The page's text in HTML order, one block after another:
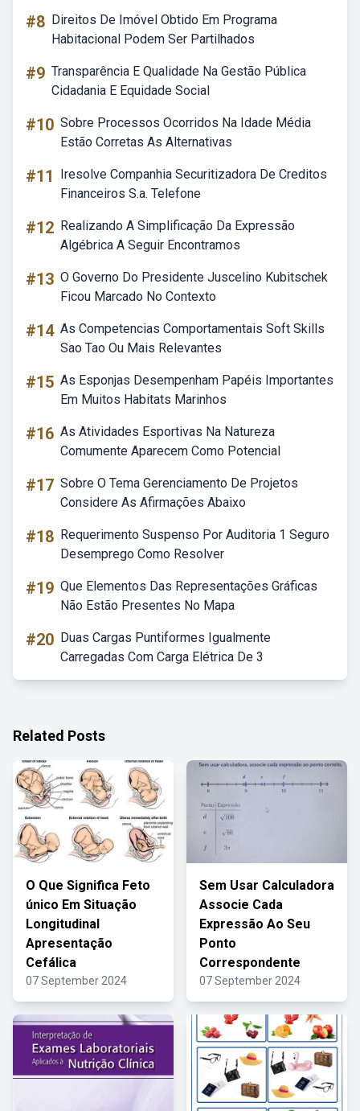
#8 Direitos De Imóvel Obtido Em Programa
Habitacional Podem Ser Partilhados
#9 Transparência E Qualidade Na Gestão Pública
Cidadania E Equidade Social
#10 Sobre Processos Ocorridos Na Idade Média
Estão Corretas As Alternativas
#11
Iresolve Companhia Securitizadora De Creditos
Financeiros S.a. Telefone
#12 Realizando A Simplificação Da Expressão
Algébrica A Seguir Encontramos
#13 O Governo Do Presidente Juscelino Kubitschek
Ficou Marcado No Contexto
#14 As Competencias Comportamentais Soft Skills
Sao Tao Ou Mais Relevantes
#15 As Esponjas Desempenham Papéis Importantes
Em Muitos Habitats Marinhos
#16 As Atividades Esportivas Na Natureza
Comumente Aparecem Como Potencial
#17 Sobre O Tema Gerenciamento De Projetos
Considere As Afirmações Abaixo
#18 Requerimento Suspenso Por Auditoria 1 Seguro
Desemprego Como Resolver
#19 Que Elementos Das Representações Gráficas
Não Estão Presentes No Mapa
#20 Duas Cargas Puntiformes Igualmente
Carregadas Com Carga Elétrica De 3
Related Posts
O Que Significa Feto
único Em Situação
Longitudinal
Apresentação
Cefálica
07 September 2024
Sem Usar Calculadora
Associe Cada
Expressão Ao Seu
Ponto
Correspondente
07 September 2024